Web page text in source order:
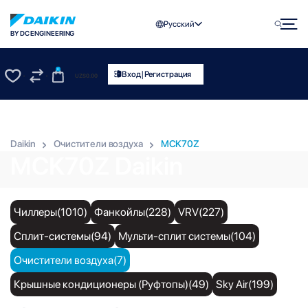
BY DC ENGINEERING
Русский
0
UZS0.00 Вход|Регистрация
Daikin Очистители воздуха MCK70Z
Чиллеры(1010) Фанкойлы(228) VRV(227)
Сплит-системы(94)
Мульти-сплит системы(104)
Очистители воздуха(7)
Крышные кондиционеры (Руфтопы)(49) Sky Air(199)